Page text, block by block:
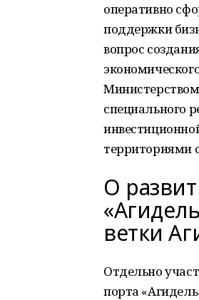
оперативно
поддержки
вопрос
специального
территориями
О
ветки
Отдельно
порта